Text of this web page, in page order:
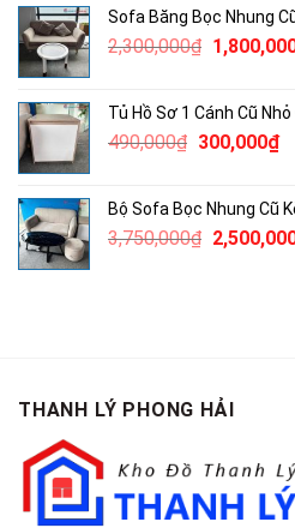
Sofa Băng Bọc Nhung
2,300,000₫ Giá
Tủ Hồ Sơ 1 Cánh Cũ Nhỏ
490,000₫ Giá
490,000₫.
300,000₫Giá
là:
Bộ Sofa Bọc Nhung Cũ
3,750,000₫ Giá
THANH LÝ PHONG HẢI